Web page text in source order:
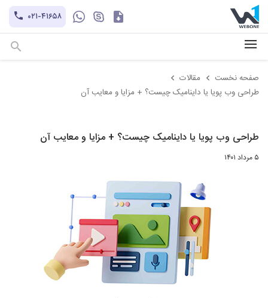
۰۲۱-۴۱۶۵۸
+۹۸-۹۳۰۲۱۲۱۱۰۱
hayatechsocial
کاتالوگ
صفحه نخست
مقالات
طراحی وب پویا یا داینامیک چیست؟ + مزایا و معایب آن
طراحی وب پویا یا داینامیک چیست؟ + مزایا و معایب آن
۵ مرداد ۱۴۰۱